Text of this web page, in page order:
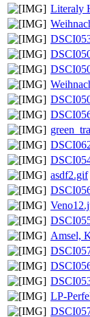
Literaly
asdf2.gif
Amsel,
LP-